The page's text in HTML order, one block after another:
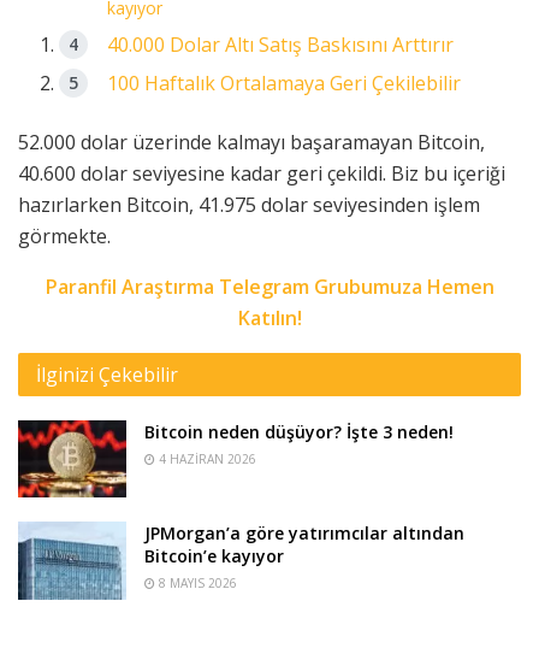
kayıyor
40.000 Dolar Altı Satış Baskısını Arttırır
100 Haftalık Ortalamaya Geri Çekilebilir
52.000 dolar üzerinde kalmayı başaramayan Bitcoin,
40.600 dolar seviyesine kadar geri çekildi. Biz bu içeriği
hazırlarken Bitcoin, 41.975 dolar seviyesinden işlem
görmekte.
Paranfil Araştırma Telegram Grubumuza Hemen
Katılın!
İlginizi Çekebilir
Bitcoin neden düşüyor? İşte 3 neden!
4 HAZIRAN 2026
JPMorgan’a göre yatırımcılar altından
Bitcoin’e kayıyor
8 MAYIS 2026